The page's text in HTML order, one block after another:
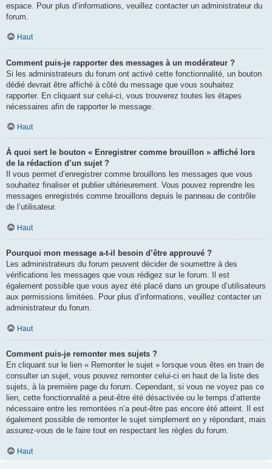
espace. Pour plus d’informations, veuillez contacter un administrateur du
forum.
Haut
Comment puis-je rapporter des messages à un modérateur ?
Si les administrateurs du forum ont activé cette fonctionnalité, un bouton
dédié devrait être affiché à côté du message que vous souhaitez
rapporter. En cliquant sur celui-ci, vous trouverez toutes les étapes
nécessaires afin de rapporter le message.
Haut
À quoi sert le bouton « Enregistrer comme brouillon » affiché lors
de la rédaction d’un sujet ?
Il vous permet d’enregistrer comme brouillons les messages que vous
souhaitez finaliser et publier ultérieurement. Vous pouvez reprendre les
messages enregistrés comme brouillons depuis le panneau de contrôle
de l’utilisateur.
Haut
Pourquoi mon message a-t-il besoin d’être approuvé ?
Les administrateurs du forum peuvent décider de soumettre à des
vérifications les messages que vous rédigez sur le forum. Il est
également possible que vous ayez été placé dans un groupe d’utilisateurs
aux permissions limitées. Pour plus d’informations, veuillez contacter un
administrateur du forum.
Haut
Comment puis-je remonter mes sujets ?
En cliquant sur le lien « Remonter le sujet » lorsque vous êtes en train de
consulter un sujet, vous pouvez remonter celui-ci en haut de la liste des
sujets, à la première page du forum. Cependant, si vous ne voyez pas ce
lien, cette fonctionnalité a peut-être été désactivée ou le temps d’attente
nécessaire entre les remontées n’a peut-être pas encore été atteint. Il est
également possible de remonter le sujet simplement en y répondant, mais
assurez-vous de le faire tout en respectant les règles du forum.
Haut